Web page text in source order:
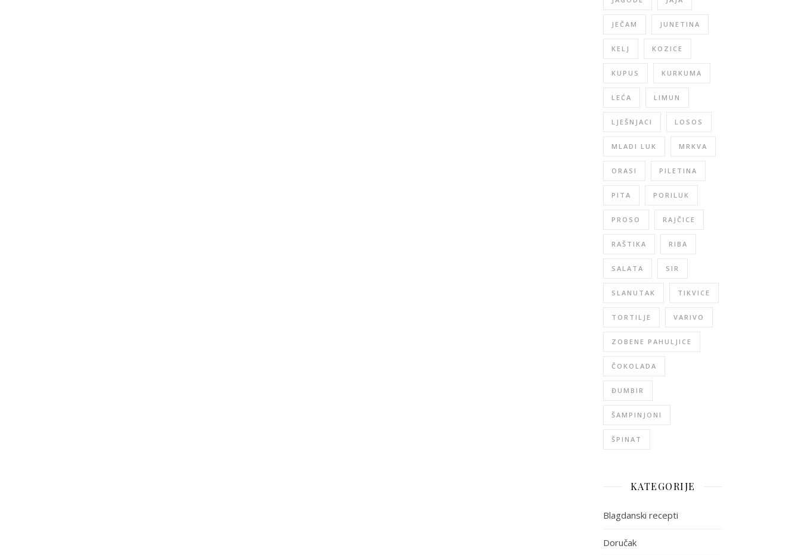
JEČAM JUNETINA
KELJ KOZICE
KUPUS KURKUMA
LEĆA LIMUN
LJEŠNJACI LOSOS
MLADI LUK MRKVA
ORASI PILETINA
PITA PORILUK
PROSO RAJČICE
RAŠTIKA RIBA
SALATA SIR
SLANUTAK TIKVICE
TORTILJE VARIVO
ZOBENE PAHULJICE
ČOKOLADA
ĐUMBIR
ŠAMPINJONI
ŠPINAT
KATEGORIJE
Blagdanski recepti
Doručak